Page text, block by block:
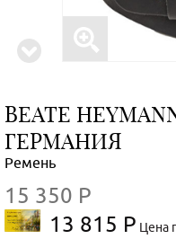
BEATE
ГЕРМАНИЯ
Ремень
15 350 Р
13 815 Р Цена